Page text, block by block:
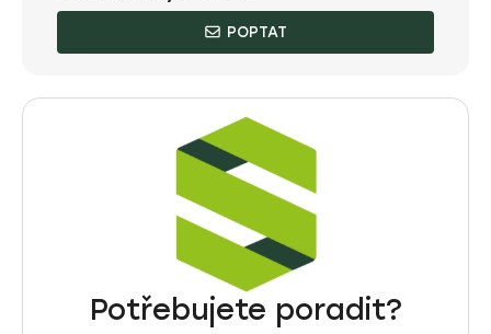
POPTAT
Potřebujete poradit?